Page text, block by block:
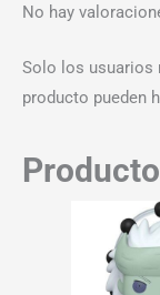
No hay
Solo los usuarios
producto pueden